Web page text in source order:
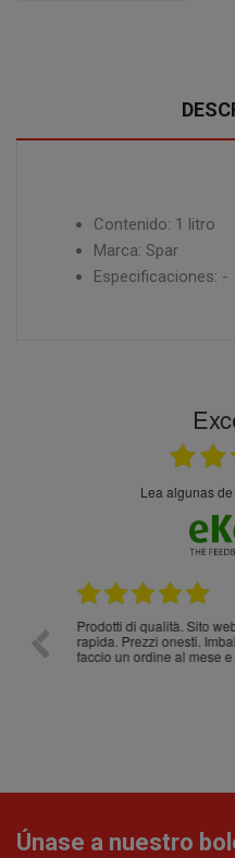
Contenido: 1 litro
Marca: Spar
Especificaciones: -
Lea algunas
Prodotti di qualità. Sito
rapida. Prezzi onesti.
faccio un ordine al mese
Únase a nuestro